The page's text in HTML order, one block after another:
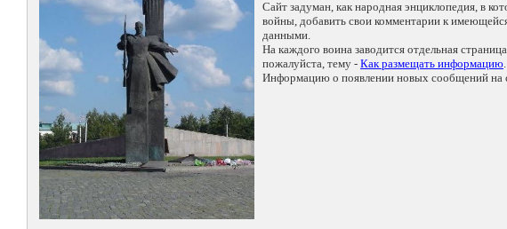
Сайт задуман, как народная энциклопедия, в
войны, добавить свои комментарии к
данными.
На каждого воина заводится отдельная
пожалуйста, тему - Как размещать информацию
Информацию о появлении новых сообщений на